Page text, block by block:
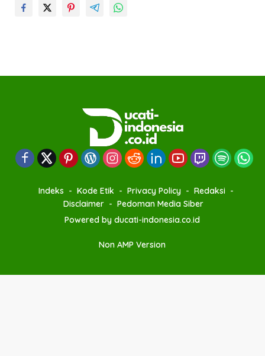
Indeks Kode Etik Privacy Policy
Redaksi
Disclaimer
Pedoman Media Siber
Powered by ducati-indonesia.co.id
Non AMP Version